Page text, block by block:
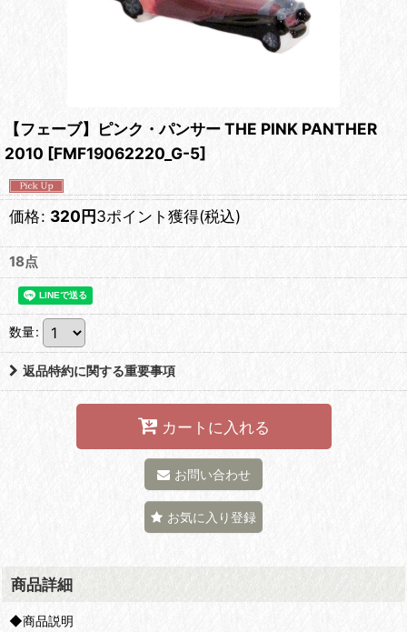
【フェーブ】ピンク・パンサー THE PINK PANTHER
2010 [FMF19062220_G-5]
価格: 320円3ポイント獲得(税込)
18点
数量:
返品特約に関する重要事項
カートに入れる
お問い合わせ
お気に入り登録
商品詳細
◆商品説明